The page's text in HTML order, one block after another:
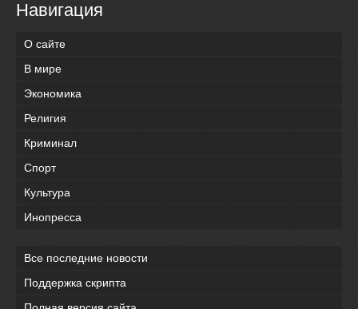
Навигация
О сайте
В мире
Экономика
Религия
Криминал
Спорт
Культура
Инопресса
Все последние новости
Поддержка скрипта